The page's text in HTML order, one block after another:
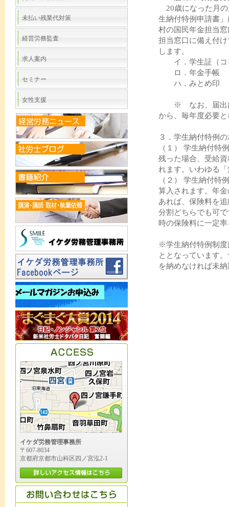
20歳になった月の
生納付特例申請書
村の国民年金担当
担当窓口に備え付
します。
イ．学生証（コ
ロ．年金手帳
ハ．みとめ印
※ なお、届出は
から、毎年度必要
３．学生納付特例
（１） 学生納付特
残った場合、受給
れます。いわゆる
（２） 学生納付特
算入されます。年
あれば、保険料を
分割どちらでも可
時の保険料に一定
※学生納付特例制度
ととなっています
を納めなければ未
未払い残業代対策
経営労務監査
求人案内
セミナー
女性支援
イケダ労務管理事務所
〒607-8034
京都府京都市山科区四ノ宮泓2-1